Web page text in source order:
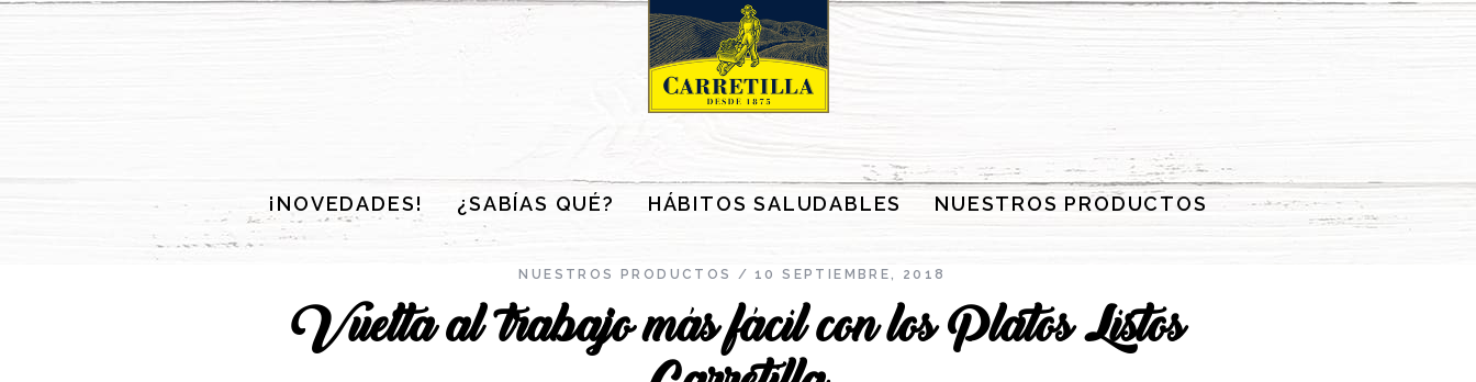
¡NOVEDADES! ¿SABÍAS QUÉ? HÁBITOS SALUDABLES NUESTROS PRODUCTOS
NUESTROS PRODUCTOS 10 SEPTIEMBRE, 2018
Vuelta al trabajo más fácil con los Platos Listos